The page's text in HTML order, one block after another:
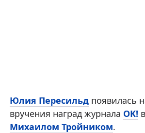
Юлия Пересильд появилась
вручения наград журнала OK!
Михаилом Тройником.